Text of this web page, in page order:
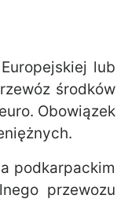
lub
środków
Obowiązek
podkarpackim
przewozu